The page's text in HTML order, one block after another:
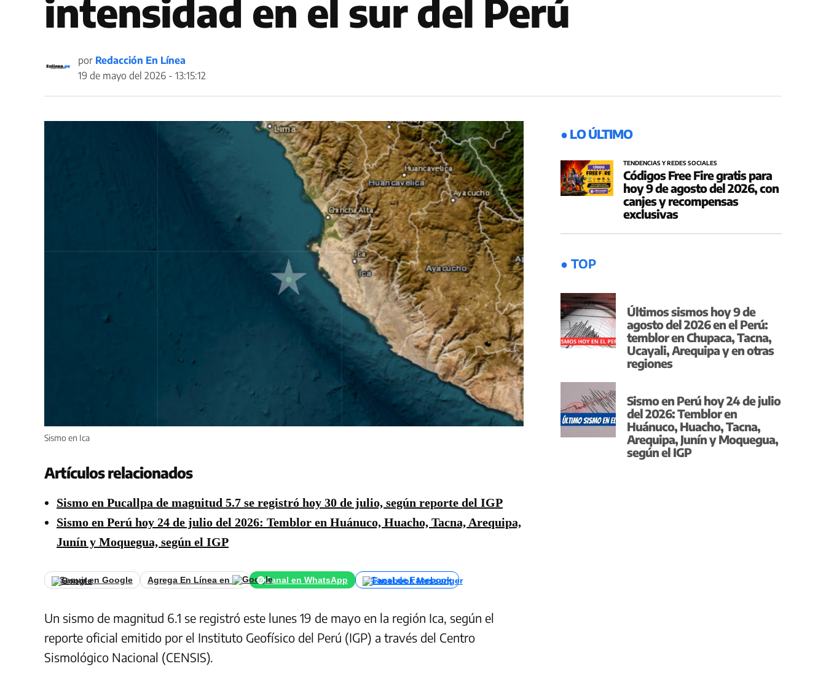
intensidad en el sur del Perú
por Redacción En Línea
19 de mayo del 2026 - 13:15:12
Sismo en Ica
Artículos relacionados
Sismo en Pucallpa de magnitud 5.7 se registró hoy 30 de julio, según reporte del IGP
Sismo en Perú hoy 24 de julio del 2026: Temblor en Huánuco, Huacho, Tacna, Arequipa,
Junín y Moquegua, según el IGP
Seguir en Google Agrega En Línea en Canal en WhatsApp Canal de Facebook
Un sismo de magnitud 6.1 se registró este lunes 19 de mayo en la región Ica, según el
reporte oficial emitido por el Instituto Geofísico del Perú (IGP) a través del Centro
Sismológico Nacional (CENSIS).
● LO ÚLTIMO
TENDENCIAS Y REDES SOCIALES
Códigos Free Fire gratis para
hoy 9 de agosto del 2026, con
canjes y recompensas
exclusivas
● TOP
Últimos sismos hoy 9 de
agosto del 2026 en el Perú:
temblor en Chupaca, Tacna,
Ucayali, Arequipa y en otras
regiones
Sismo en Perú hoy 24 de julio
del 2026: Temblor en
Huánuco, Huacho, Tacna,
Arequipa, Junín y Moquegua,
según el IGP